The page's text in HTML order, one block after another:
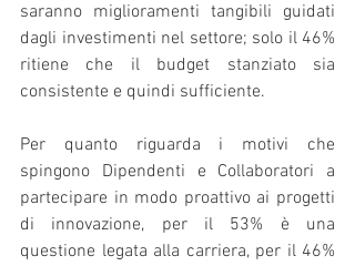
saranno miglioramenti tangibili guidati
dagli investimenti nel settore; solo il 46%
ritiene che il budget stanziato sia
consistente e quindi sufficiente.
Per quanto riguarda i motivi che
spingono Dipendenti e Collaboratori a
partecipare in modo proattivo ai progetti
di innovazione, per il 53% è una
questione legata alla carriera, per il 46%